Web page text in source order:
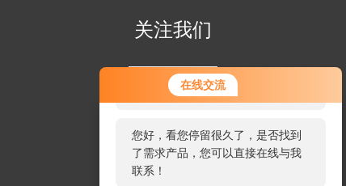
在线交流
您好！欢迎前来咨询，很高兴为您
服务，请问您要咨询什么问题呢？
您好，看您停留很久了，是否找到
了需求产品，您可以直接在线与我
联系！
关注我们
欢迎您关注我们的微信公众号